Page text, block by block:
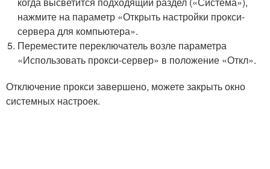
нажмите на параметр «Открыть настройки прокси-
сервера для компьютера».
Переместите переключатель возле параметра
«Использовать прокси-сервер» в положение «Откл».
Отключение прокси завершено, можете закрыть окно
системных настроек.